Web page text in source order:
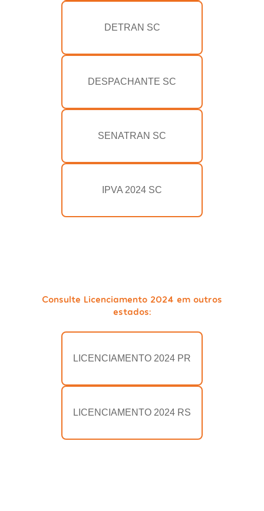
DETRAN SC
DESPACHANTE SC
SENATRAN SC
IPVA 2024 SC
Consulte Licenciamento 2024 em outros
estados:
LICENCIAMENTO 2024 PR
LICENCIAMENTO 2024 RS